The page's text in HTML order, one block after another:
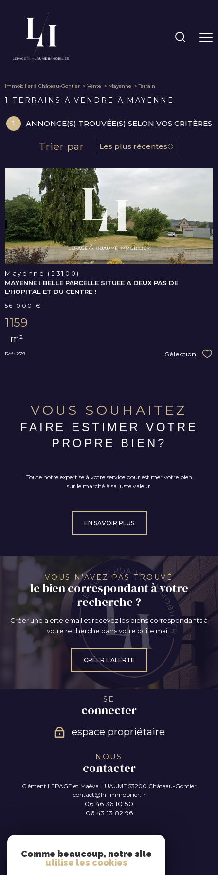
Immobilier à Château-Gontier Vente Mayenne Terrain
1 TERRAINS À VENDRE À MAYENNE
1 ANNONCE(S) TROUVÉE(S) SELON VOS CRITÈRES
Trier par Les plus récentes
VOIR LE
BIEN
Mayenne (53100)
MAYENNE ! BELLE PARCELLE SITUEE A DEUX PAS DE
L'HOPITAL ET DU CENTRE !
56 000 €
1159
m²
Réf : 279 Sélection
VOUS SOUHAITEZ
FAIRE ESTIMER VOTRE
PROPRE BIEN?
Toute notre expertise à votre service pour estimer votre bien
sur le marché à sa juste valeur.
EN SAVOIR PLUS
VOUS N'AVEZ PAS TROUVÉ
le bien correspondant à votre
recherche ?
Créer une alerte email et recevez les biens correspondants à
votre recherche dans votre boîte mail !
CRÉER L'ALERTE
SE
connecter
espace propriétaire
NOUS
contacter
06 43 13 82 96
06 46 36 10 50
contact@lh-immobilier.fr
Clément LEPAGE et Maëva HUAUME 53200 Château-Gontier
suivre
Comme beaucoup, notre site
utilise les cookies